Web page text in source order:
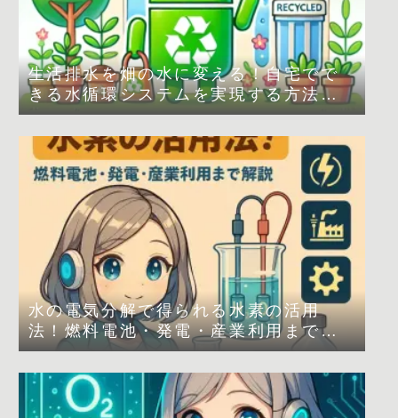
生活排水を畑の水に変える！自宅でで
きる水循環システムを実現する方法
は？
水の電気分解で得られる水素の活用
法！燃料電池・発電・産業利用まで解
説